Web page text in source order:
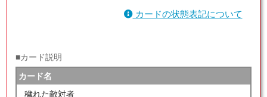
カードの状態表記について
■カード説明
カード名
穢れた敵対者